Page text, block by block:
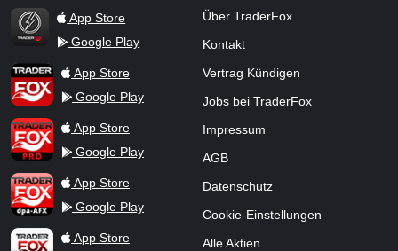
TraderFox Flash
App Store
Google Play
TraderFox AppApp Store
Google Play
TraderFox ProApp Store
Google Play
TraderFox dpa-AFX ProFeed
App Store
Google Play
TraderFox Live Trading
App Store
Über TraderFox
Kontakt
Vertrag Kündigen
Jobs bei TraderFox
Impressum
AGB
Datenschutz
Cookie-Einstellungen
Alle Aktien